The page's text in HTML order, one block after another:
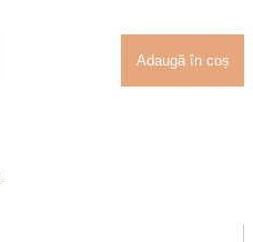
Adaugă în coș